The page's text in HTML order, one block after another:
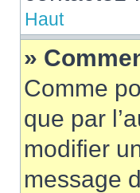
Haut
»
Comme
que par
modifier
message